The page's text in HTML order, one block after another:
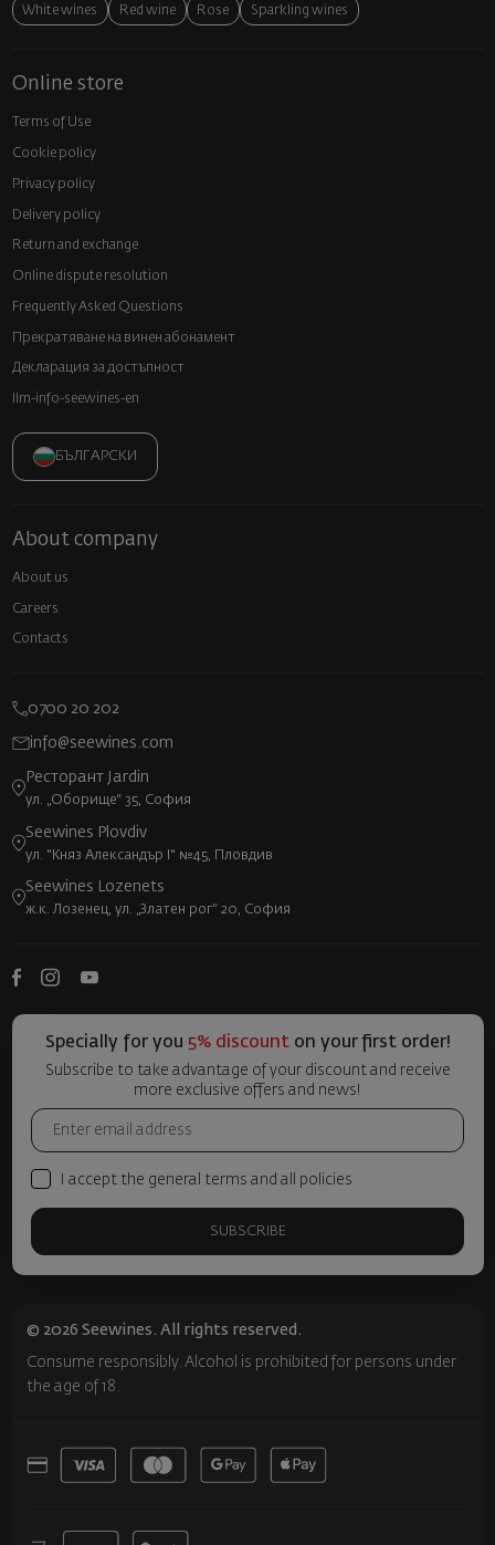
White wines Red wine Rose Sparkling wines
Online store
Terms of Use
Cookie policy
Privacy policy
Delivery policy
Return and exchange
Online dispute resolution
Frequently Asked Questions
Прекратяване на винен абонамент
Декларация за достъпност
llm-info-seewines-en
БЪЛГАРСКИ
About company
About us
Careers
Contacts
0700 20 202
info@seewines.com
Ресторант Jardin
ул. „Оборище“ 35, София
Seewines Plovdiv
ул. "Княз Александър I" №45, Пловдив
Seewines Lozenets
ж.к. Лозенец, ул. „Златен рог“ 20, София
Specially for you 5% discounton your first order!
Subscribe to take advantage of your discount and receive
more exclusive offers and news!
I accept the general terms and all policies
SUBSCRIBE
© 2026 Seewines. All rights reserved.
Consume responsibly. Alcohol is prohibited for persons under
the age of 18.